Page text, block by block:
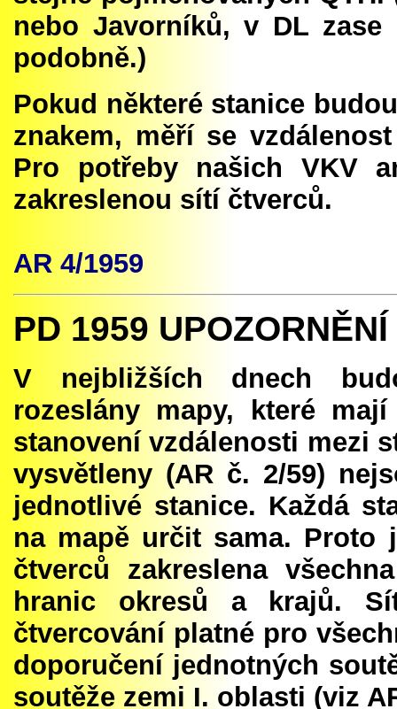
nebo Javorníků, v DL zase
podobně.)
Pokud některé stanice
znakem, měří se
Pro potřeby našich VKV
zakreslenou sítí čtverců.
AR 4/1959
PD 1959 UPOZORNĚNÍ
V nejbližších dnech
rozeslány mapy, které
stanovení vzdálenosti mezi
vysvětleny (AR č. 2/59)
jednotlivé stanice. Každá
na mapě určit sama. Proto
čtverců zakreslena
hranic okresů a krajů.
čtvercování platné pro
doporučení jednotných
soutěže zemi I. oblasti (viz